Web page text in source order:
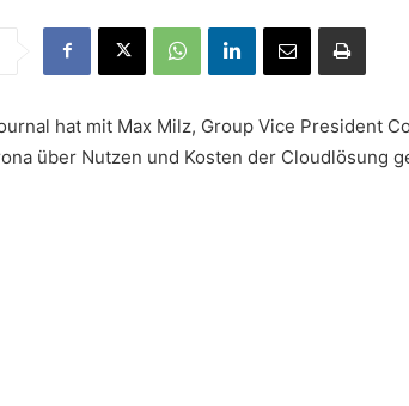
hat mit Max Milz, Group Vice President
über Nutzen und Kosten der Cloudlösung